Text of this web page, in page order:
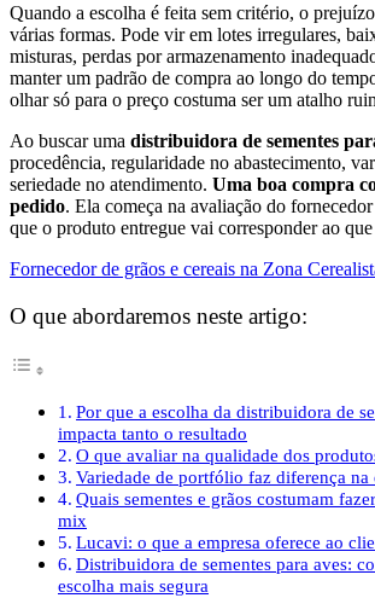
Quando a escolha é feita sem critério, o
várias formas. Pode vir em lotes irregulares,
misturas, perdas por armazenamento
manter um padrão de compra ao longo do
olhar só para o preço costuma ser um atalho
Ao buscar uma distribuidora de sementes
procedência, regularidade no abastecimento,
seriedade no atendimento. Uma boa compra
pedido. Ela começa na avaliação do
que o produto entregue vai corresponder ao
Fornecedor de grãos e cereais na Zona
O que abordaremos neste artigo:
Por que a escolha da distribuidora de
impacta tanto o resultado
O que avaliar na qualidade dos
Variedade de portfólio faz diferença na
Quais sementes e grãos costumam
mix
Lucavi: o que a empresa oferece ao
Distribuidora de sementes para aves:
escolha mais segura